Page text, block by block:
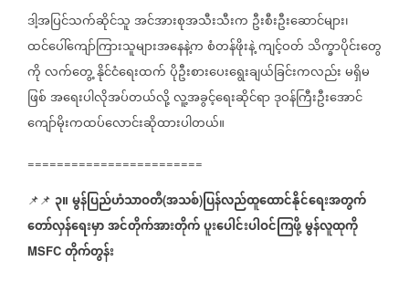
ဒါ့အပြင်သက်ဆိုင်သူအင်အားစုအသီးသီးက ဦးစီးဦးဆောင်များ၊
ထင်ပေါ်ကျော်ကြားသူများအနေနဲ့ကစံတန်ဖိုးနဲ့ကျင့်ဝတ် သိက္ခာပိုင်းတွေ
ကိုလက်တွေ့နိုင်ငံရေးထက်ပိုဦးစားပေးရွေးချယ်ခြင်းကလည်းမရှိမ
ဖြစ်အရေးပါလိုအပ်တယ်လို့လူ့အခွင့်ရေးဆိုင်ရာဒုဝန်ကြီးဦးအောင်
ကျော်မိုးကထပ်လောင်းဆိုထားပါတယ်။
========================
📌📌 ၃။မွန်ပြည်ဟံသာဝတီ(အသစ်)ပြန်လည်ထူထောင်နိုင်ရေးအတွက်
တော်လှန်ရေးမှာအင်တိုက်အားတိုက်ပူးပေါင်းပါဝင်ကြဖို့မွန်လူထုကို
MSFC တိုက်တွန်း